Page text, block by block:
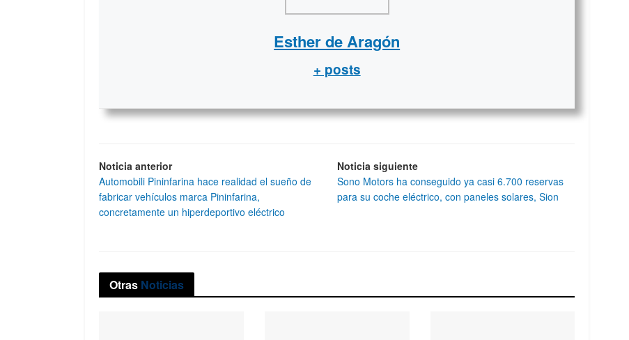
Esther de Aragón
+ posts
Noticia anterior
Automobili Pininfarina hace realidad el sueño de
fabricar vehículos marca Pininfarina,
concretamente un hiperdeportivo eléctrico
Noticia siguiente
Sono Motors ha conseguido ya casi 6.700 reservas
para su coche eléctrico, con paneles solares, Sion
Otras Noticias